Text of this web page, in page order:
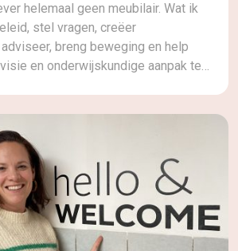
helemaal geen meubilair. Wat ik
stel vragen, creëer
breng beweging en help
en onderwijskundige aanpak te